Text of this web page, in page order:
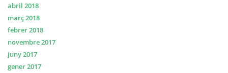
abril 2018
març 2018
febrer 2018
novembre 2017
juny 2017
gener 2017